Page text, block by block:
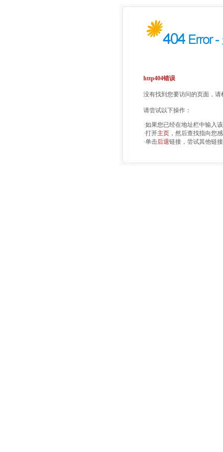
http404错误
没有找到您要访问的页面，
请尝试以下操作：
·如果您已经在地址栏中输入
·打开主页 ，然后查找指向您
·单击后退链接，尝试其他链